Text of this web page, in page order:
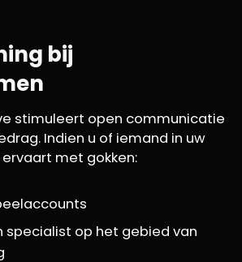
bij
stimuleert open communicatie
Indien u of iemand in uw
met gokken:
specialist op het gebied van